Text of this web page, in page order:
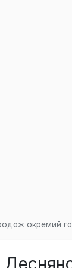
окремий